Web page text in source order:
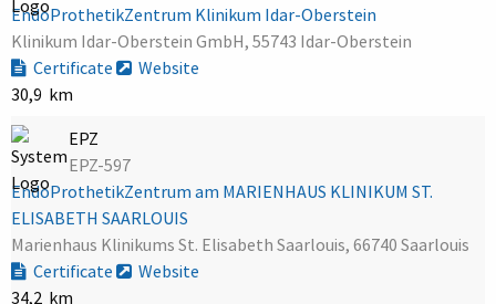
EndoProthetikZentrum Klinikum Idar-Oberstein
Klinikum Idar-Oberstein GmbH, 55743 Idar-Oberstein
Certificate
Website
30,9 km
EPZ
EPZ-597
EndoProthetikZentrum am MARIENHAUS KLINIKUM ST.
ELISABETH SAARLOUIS
Marienhaus Klinikums St. Elisabeth Saarlouis, 66740 Saarlouis
Certificate
Website
34,2 km